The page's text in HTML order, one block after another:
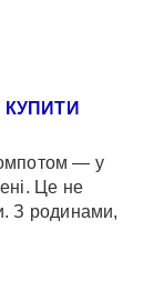
— у
Це не
З родинами,